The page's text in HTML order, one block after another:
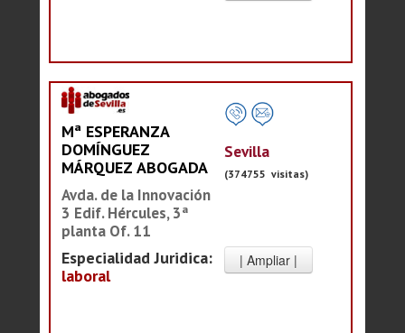
Mª ESPERANZA
DOMÍNGUEZ
MÁRQUEZ ABOGADA
Avda. de la Innovación
3 Edif. Hércules, 3ª
planta Of. 11
Especialidad Juridica:
laboral
Sevilla
(374755 visitas)